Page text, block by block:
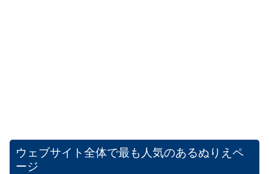
ウェブサイト全体で最も人気のあるぬりえペ
ージ